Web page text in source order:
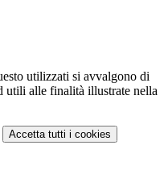
utilizzati si avvalgono di
utili alle finalità illustrate nella
Accetta tutti i cookies